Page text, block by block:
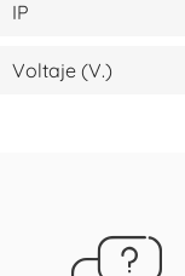
IP
Voltaje (V.)